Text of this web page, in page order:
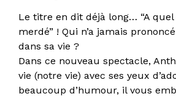
Le titre en dit déjà long… “A
merdé” ! Qui n’a jamais
dans sa vie ?
Dans ce nouveau spectacle,
vie (notre vie) avec ses yeux
beaucoup d’humour, il vous